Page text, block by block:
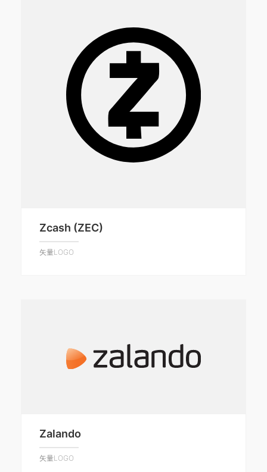
Zcash (ZEC)
矢量LOGO
Zalando
矢量LOGO